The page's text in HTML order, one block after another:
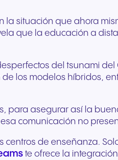
la situación que ahora
que la educación a
del tsunami del
los modelos híbridos,
para asegurar así la
comunicación no
centros de enseñanza.
te ofrece la